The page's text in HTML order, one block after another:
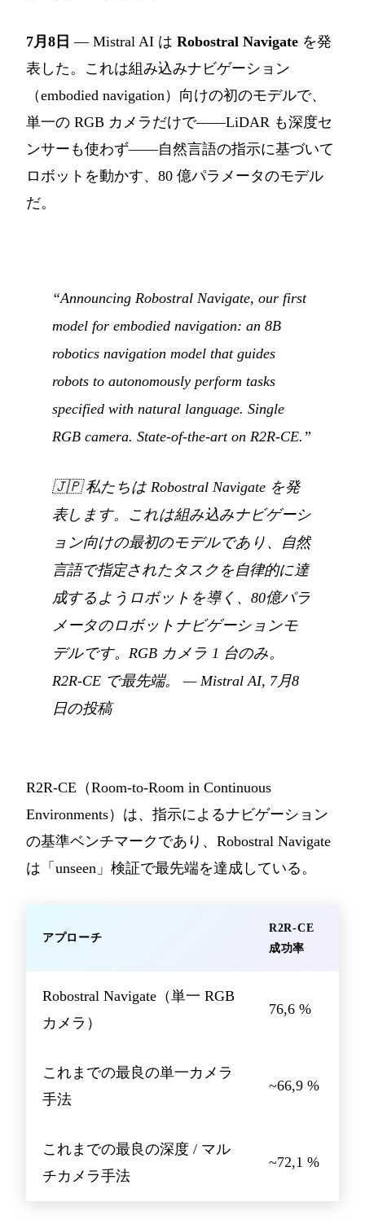
7月8日 — Mistral AI は Robostral Navigate を発
表した。これは組み込みナビゲーション
（embodied navigation）向けの初のモデルで、
単一の RGB カメラだけで――LiDAR も深度セ
ンサーも使わず――自然言語の指示に基づいて
ロボットを動かす、80 億パラメータのモデル
だ。
“Announcing Robostral Navigate, our first
model for embodied navigation: an 8B
robotics navigation model that guides
robots to autonomously perform tasks
specified with natural language. Single
RGB camera. State-of-the-art on R2R-CE.”
🇯🇵私たちは Robostral Navigate を発
表します。これは組み込みナビゲーシ
ョン向けの最初のモデルであり、自然
言語で指定されたタスクを自律的に達
成するようロボットを導く、80億パラ
メータのロボットナビゲーションモ
デルです。RGB カメラ 1 台のみ。
R2R-CE で最先端。
— Mistral AI, 7月8
日の投稿
R2R-CE（Room-to-Room in Continuous
Environments）は、指示によるナビゲーション
の基準ベンチマークであり、Robostral Navigate
は「unseen」検証で最先端を達成している。
アプローチ
R2R-CE
成功率
Robostral Navigate（単一 RGB
カメラ）
76,6 %
これまでの最良の単一カメラ
手法
~66,9 %
これまでの最良の深度 / マル
チカメラ手法
~72,1 %